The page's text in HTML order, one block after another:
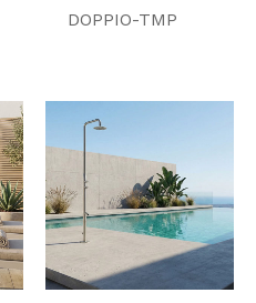
DOPPIO-TMP
da
1,450.00 €
a
1,999.00 €